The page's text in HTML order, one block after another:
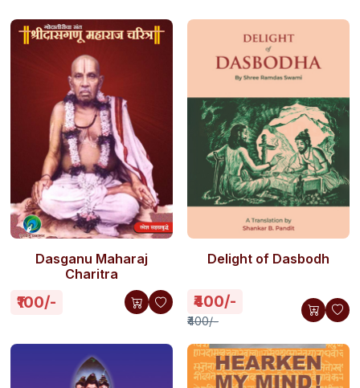
Dasganu Maharaj
Charitra
₹100/-
Delight of Dasbodh
₹400/-
₹400/-